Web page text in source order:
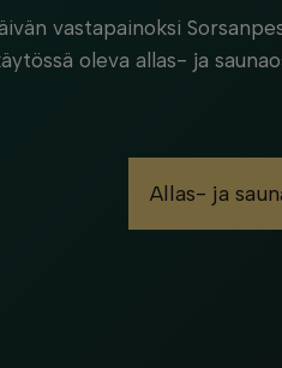
vastapainoksi
oleva allas- ja
Allas- ja